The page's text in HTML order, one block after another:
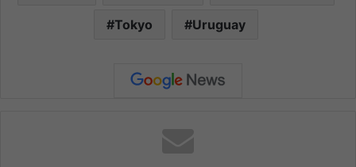
Tokyo Uruguay